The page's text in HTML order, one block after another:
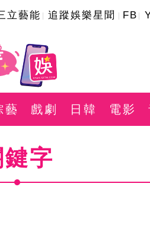
立藝能 追蹤娛樂星聞 FB
藝 戲劇 日韓 電影
鍵字